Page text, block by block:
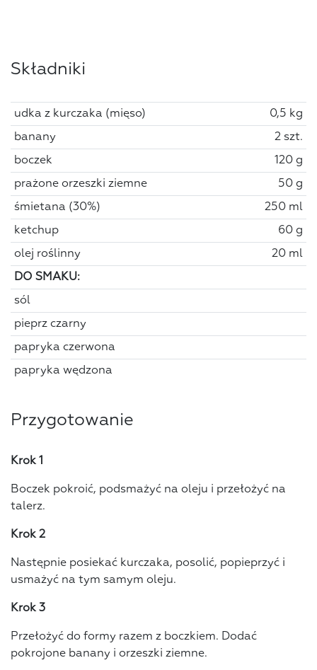
Składniki
udka z kurczaka (mięso) 0,5 kg
banany 2 szt.
boczek 120 g
prażone orzeszki ziemne 50 g
śmietana (30%) 250 ml
ketchup 60 g
olej roślinny 20 ml
DO SMAKU:
sól
pieprz czarny
papryka czerwona
papryka wędzona
Przygotowanie
Krok 1
Boczek pokroić, podsmażyć na oleju i przełożyć na
talerz.
Krok 2
Następnie posiekać kurczaka, posolić, popieprzyć i
usmażyć na tym samym oleju.
Krok 3
Przełożyć do formy razem z boczkiem. Dodać
pokrojone banany i orzeszki ziemne.